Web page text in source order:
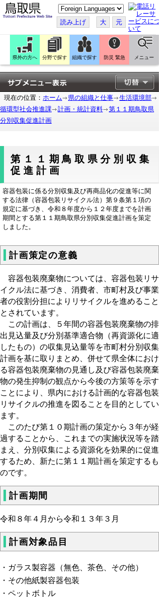
こ
の
ペ
ー
ジ
翻
訳
す
る
読み上げ 大 元
県外の方へ 分野で探す 組織で探す 防災 緊急 メニュー
現在の位置： ホーム 県の組織と仕事
生活環境部
循環型社会推進課
計画・統計資料
第１１期鳥取県
分別収集促進計画
第１１期鳥取県分別収集
促進計画
容器包装に係る分別収集及び再商品化の促進等に関
する法律（容器包装リサイクル法）第９条第１項の
規定に基づき、令和８年度から１２年度までを計画
期間とする第１１期鳥取県分別収集促進計画を策定
しました。
計画策定の意義
容器包装廃棄物については、容器包装リサ
イクル法に基づき、消費者、市町村及び事業
者の役割分担によりリサイクルを進めること
とされています。
この計画は、５年間の容器包装廃棄物の排
出見込量及び分別基準適合物（再資源化に適
したもの）の収集見込量等を市町村分別収集
計画を基に取りまとめ、併せて県全体におけ
る容器包装廃棄物の見通し及び容器包装廃棄
物の発生抑制の観点から今後の方策等を示す
ことにより、県内における計画的な容器包装
リサイクルの推進を図ることを目的としてい
ます。
このたび第１０期計画の策定から３年が経
過することから、これまでの実施状況等を踏
まえ、分別収集による資源化を効果的に促進
するため、新たに第１１期計画を策定するも
のです。
計画期間
令和８年４月から令和１３年３月
計画対象品目
・ガラス製容器（無色、茶色、その他）
・その他紙製容器包装
・ペットボトル